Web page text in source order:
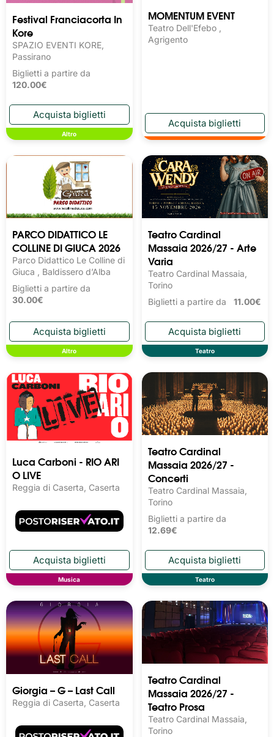
Festival Franciacorta In
Kore
SPAZIO EVENTI KORE,
Passirano
Biglietti a partire da
120.00€
Altro
MOMENTUM EVENT
Teatro Dell'Efebo ,
Agrigento
PARCO DIDATTICO LE
COLLINE DI GIUCA 2026
Parco Didattico Le Colline di
Giuca , Baldissero d’Alba
Biglietti a partire da
30.00€
Altro
Teatro Cardinal
Massaia 2026/27 - Arte
Varia
Teatro Cardinal Massaia,
Torino
Biglietti a partire da 11.00€
Teatro
Luca Carboni - RIO ARI
O LIVE
Reggia di Caserta, Caserta
Musica
Teatro Cardinal
Massaia 2026/27 -
Concerti
Teatro Cardinal Massaia,
Torino
Biglietti a partire da
12.69€
Teatro
Giorgia – G – Last Call
Reggia di Caserta, Caserta
Teatro Cardinal
Massaia 2026/27 -
Teatro Prosa
Teatro Cardinal Massaia,
Torino